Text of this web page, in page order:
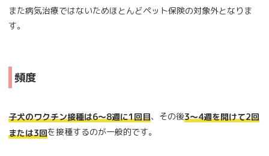
また病気治療ではないためほとんどペット保険の対象外となりま
す。
頻度
子犬のワクチン接種は6～8週に1回目、その後3～4週を開けて2回
または3回を接種するのが一般的です。